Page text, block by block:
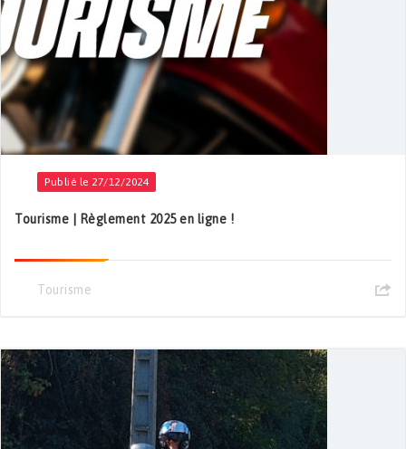
Publié le 27/12/2024
Tourisme | Règlement 2025 en ligne !
Tourisme